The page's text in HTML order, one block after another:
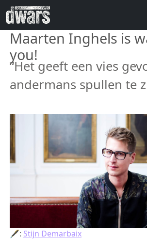
Overslaan en naar de inhoud gaan
Maarten Inghels is
you!
“Het geeft een vies
andermans spullen te
🖋: Stijn Demarbaix